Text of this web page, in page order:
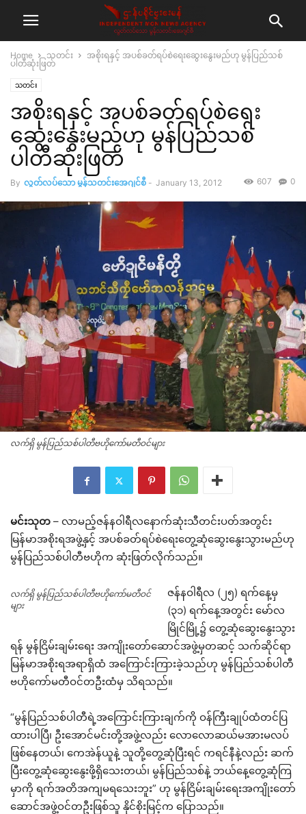
Home သတင်း
အစိုးရနှင့် အပစ်ခတ်ရပ်စဲရေးဆွေးနွေးမည်ဟု မွန်ပြည်သစ်
ပါတီဆုံးဖြတ်
သတင်း
အစိုးရနှင့် အပစ်ခတ်ရပ်စဲရေး
ဆွေးနွေးမည်ဟု မွန်ပြည်သစ်
ပါတီဆုံးဖြတ်
By လွတ်လပ်သော မွန်သတင်းအေဂျင်စီ - January 13, 2012 0
607
လက်ရှိ မွန်ပြည်သစ်ပါတီဗဟိုကော်မတီဝင်များ
မင်းသုတ – လာမည့်ဇန်နဝါရီလနောက်ဆုံးသီတင်းပတ်အတွင်း
မြန်မာအစိုးရအဖွဲ့နှင့် အပစ်ခတ်ရပ်စဲရေးတွေ့ဆုံဆွေးနွေးသွားမည်ဟု
မွန်ပြည်သစ်ပါတီဗဟိုက ဆုံးဖြတ်လိုက်သည်။
လက်ရှိ မွန်ပြည်သစ်ပါတီဗဟိုကော်မတီဝင်
များ
ဇန်နဝါရီလ (၂၅) ရက်နေ့မှ
(၃၁) ရက်နေ့အတွင်း မော်လ
မြိုင်မြို့၌ တွေ့ဆုံဆွေးနွေးသွား
ရန် မွန်ငြိမ်းချမ်းရေး အကျိုးတော်ဆောင်အဖွဲ့မှတဆင့် သက်ဆိုင်ရာ
မြန်မာအစိုးရအရာရှိထံ အကြောင်းကြားခဲ့သည်ဟု မွန်ပြည်သစ်ပါတီ
ဗဟိုကော်မတီဝင်တဦးထံမှ သိရသည်။
“မွန်ပြည်သစ်ပါတီရဲ့အကြောင်းကြားချက်ကို ဝန်ကြီးချုပ်ထံတင်ပြ
ထားပါပြီ၊ ဦးအောင်မင်းတို့အဖွဲ့လည်း လောလောဆယ်မအားမလပ်
ဖြစ်နေတယ်၊ ကေအဲန်ယူနဲ့ သူတို့တွေ့ဆုံပြီးရင် ကရင်နီနဲ့လည်း ဆက်
ပြီးတွေ့ဆုံဆွေးနွေးဖို့ရှိသေးတယ်၊ မွန်ပြည်သစ်နဲ့ ဘယ်နေ့တွေ့ဆုံကြ
မှာကို ရက်အတိအကျမရသေးဘူး” ဟု မွန်ငြိမ်းချမ်းရေးအကျိုးတော်
ဆောင်အဖွဲ့ဝင်တဦးဖြစ်သူ နိုင်စိုးမြင့်က ပြောသည်။